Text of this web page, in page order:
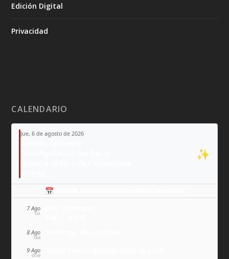
Edición Digital
Privacidad
CALENDARIO
Jue, 6 de agosto de 2026
✨
📅 Añade todo a tu calendario personal
7 Ago
VIE
8 Ago
SÁB
9 Ago
DOM